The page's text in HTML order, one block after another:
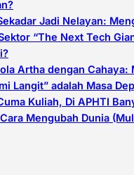
Jadi Nelayan:
“The Next Tech
Artha dengan Cahaya:
Langit” adalah Masa
Kuliah, Di APHTI
Mengubah Dunia